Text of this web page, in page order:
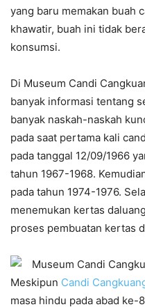
yang baru memakan buah
khawatir, buah ini tidak
konsumsi.
Di Museum Candi
banyak informasi tentang
banyak naskah-naskah
pada saat pertama kali
pada tanggal 12/09/1966
tahun 1967-1968.
pada tahun 1974-1976.
menemukan kertas
proses pembuatan kertas
Meskipun Candi
masa hindu pada abad ke-